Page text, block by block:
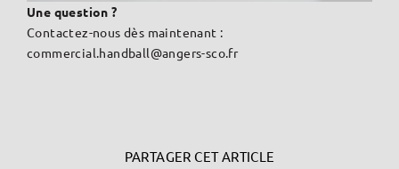
Une question ?
Contactez-nous dès maintenant :
commercial.handball@angers-sco.fr
PARTAGER CET ARTICLE